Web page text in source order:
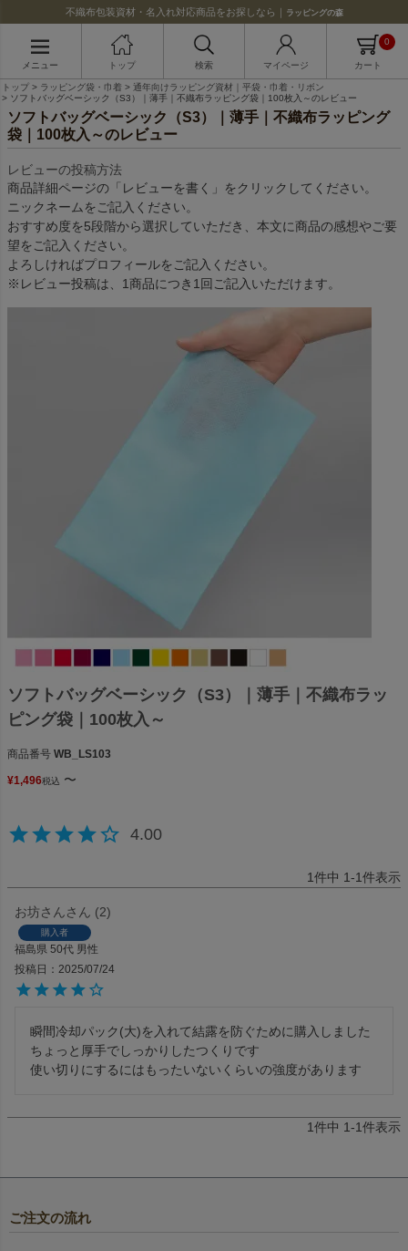
不織布包装資材・名入れ対応商品をお探しなら｜ ラッピングの森
メニュー トップ 検索 マイページ カート
0
トップ ラッピング袋・巾着
通年向けラッピング資材｜平袋・巾着・リボン
ソフトバッグベーシック（S3）｜薄手｜不織布ラッピング袋｜100枚入～のレビュー
ソフトバッグベーシック（S3）｜薄手｜不織布ラッピング
袋｜100枚入～のレビュー
レビューの投稿方法
商品詳細ページの「レビューを書く」をクリックしてください。
ニックネームをご記入ください。
おすすめ度を5段階から選択していただき、本文に商品の感想やご要
望をご記入ください。
よろしければプロフィールをご記入ください。
※レビュー投稿は、1商品につき1回ご記入いただけます。
ソフトバッグベーシック（S3）｜薄手｜不織布ラッ
ピング袋｜100枚入～
商品番号 WB_LS103
¥1,496税込 〜
4.00
1件中 1-1件表示
お坊さん 2
購入者
福島県 50代 男性
投稿日
2025/07/24
瞬間冷却パック(大)を入れて結露を防ぐために購入しました
ちょっと厚手でしっかりしたつくりです
使い切りにするにはもったいないくらいの強度があります
1件中 1-1件表示
ご注文の流れ